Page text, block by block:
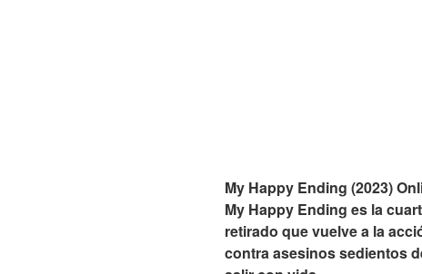
My Happy Ending (2023)
My Happy Ending es la
retirado que vuelve a la
contra asesinos sedientos